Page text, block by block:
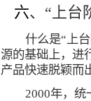
六、“上台
什么是“上
源的基础上，进
产品快速脱颖而
2000年，统